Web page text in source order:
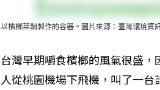
以檳榔葉鞘製作的容器。圖片來源：臺灣環境資
台灣早期嚼食檳榔的風氣很盛
人從桃園機場下飛機，叫了一台